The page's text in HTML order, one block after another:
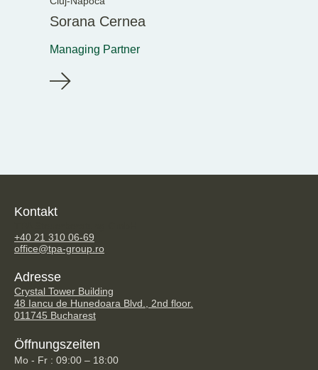
Sorana Cernea
Managing Partner
Kontakt
+40 21 310 06-69
office@tpa-group.ro
Adresse
Crystal Tower Building
48 Iancu de Hunedoara Blvd., 2nd floor.
011745 Bucharest
Öffnungszeiten
Mo - Fr : 09:00 – 18:00